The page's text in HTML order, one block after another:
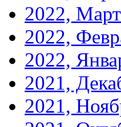
2022, Март
2022,
2022,
2021,
2021,